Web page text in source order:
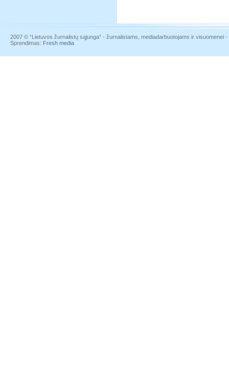
2007 © “Lietuvos žurnalistų sąjunga” - žurnalistams, mediadarbuotojams ir visuomenei
Sprendimas: Fresh media